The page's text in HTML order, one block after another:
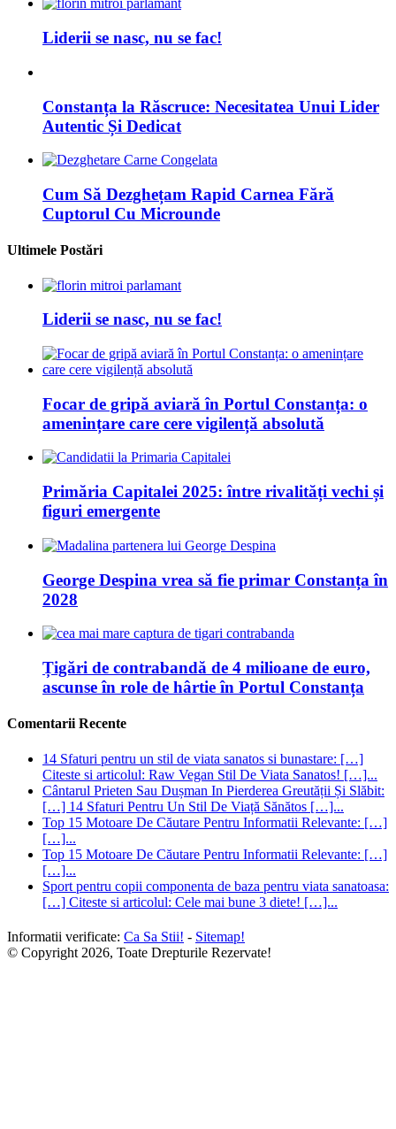
Liderii se nasc, nu se fac!
Constanța la Răscruce: Necesitatea Unui Lider
Autentic Și Dedicat
Cum Să Dezghețam Rapid Carnea Fără
Cuptorul Cu Microunde
Ultimele Postări
Liderii se nasc, nu se fac!
Focar de gripă aviară în Portul Constanța: o
amenințare care cere vigilență absolută
Primăria Capitalei 2025: între rivalități vechi și
figuri emergente
George Despina vrea să fie primar Constanța în
2028
Țigări de contrabandă de 4 milioane de euro,
ascunse în role de hârtie în Portul Constanța
Comentarii Recente
14 Sfaturi pentru un stil de viata sanatos si bunastare: […]
Citeste si articolul: Raw Vegan Stil De Viata Sanatos! […]...
Cântarul Prieten Sau Dușman In Pierderea Greutății Și Slăbit:
[…] 14 Sfaturi Pentru Un Stil De Viață Sănătos […]...
Top 15 Motoare De Căutare Pentru Informatii Relevante: […]
[…]...
Top 15 Motoare De Căutare Pentru Informatii Relevante: […]
[…]...
Sport pentru copii componenta de baza pentru viata sanatoasa:
[…] Citeste si articolul: Cele mai bune 3 diete! […]...
Informatii verificate: Ca Sa Stii! - Sitemap!
© Copyright 2026, Toate Drepturile Rezervate!